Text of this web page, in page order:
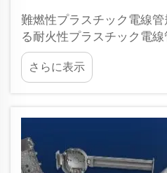
難燃性プラスチック電線
る耐火性プラスチック電
欠です。ケーブルや電線を
に役立ちます。火災が発
さらに表示